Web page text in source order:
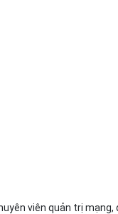
viên quản trị mạng,